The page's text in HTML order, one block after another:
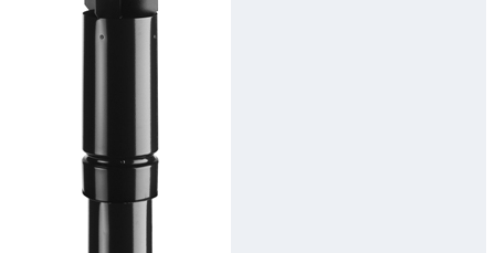
Assortiment
Downloads
Academy